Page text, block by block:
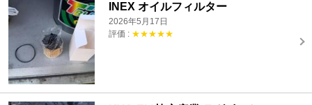
INEX オイルフィルター
2026年5月17日
評価 : ★★★★★